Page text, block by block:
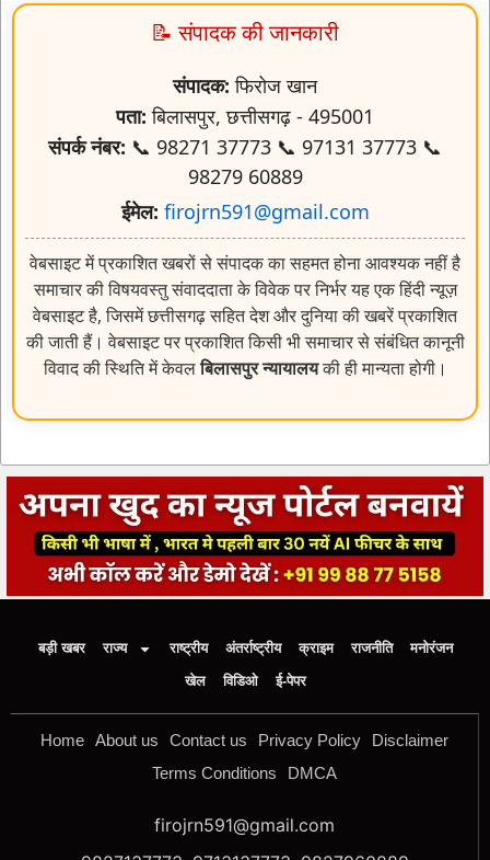
संपादक:फिरोज खान
बिलासपुर, छत्तीसगढ़ - 495001
📞 98271 37773 📞 97131 37773 📞
98279 60889
ईमेल: firojrn591@gmail.com
वेबसाइट में प्रकाशित खबरों से संपादक का सहमत होना आवश्यक नहीं है
समाचार की विषयवस्तु संवाददाता के विवेक पर निर्भर यह एक हिंदी न्यूज़
वेबसाइट है, जिसमें छत्तीसगढ़ सहित देश और दुनिया की खबरें प्रकाशित
की जाती हैं। वेबसाइट पर प्रकाशित किसी भी समाचार से संबंधित कानूनी
विवाद की स्थिति में केवलबिलासपुर न्यायालयकी ही मान्यता होगी।
बड़ी खबर राज्य राष्ट्रीय अंतर्राष्ट्रीय क्राइम राजनीति
मनोरंजन
खेल
विडिओ ई-पेपर
firojrn591@gmail.com
9827137773, 9713137773, 9827960889